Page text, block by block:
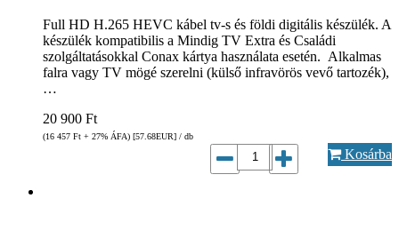
Full HD H.265 HEVC kábel tv-s és földi digitális készülék. A
készülék kompatibilis a Mindig TV Extra és Családi
szolgáltatásokkal Conax kártya használata esetén. Alkalmas
falra vagy TV mögé szerelni (külső infravörös vevő tartozék),
…
20 900 Ft
(16 457 Ft + 27% ÁFA) [57.68EUR] / db
Kosárba